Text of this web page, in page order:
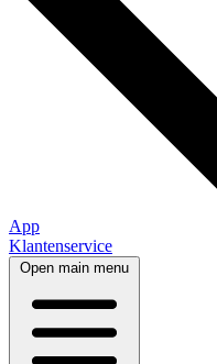
App
Klantenservice
Open main menu